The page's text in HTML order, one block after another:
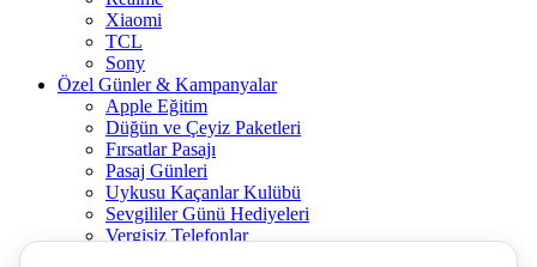
Xiaomi
TCL
Sony
Özel Günler & Kampanyalar
Apple Eğitim
Düğün ve Çeyiz Paketleri
Fırsatlar Pasajı
Pasaj Günleri
Uykusu Kaçanlar Kulübü
Sevgililer Günü Hediyeleri
Vergisiz Telefonlar